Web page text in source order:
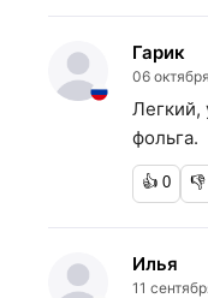
Гарик
06
Легкий,
фольга.
👍 0 👎
Илья
11